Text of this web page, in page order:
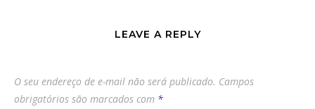
LEAVE A REPLY
O seu endereço de e-mail não será publicado. Campos
obrigatórios são marcados com *